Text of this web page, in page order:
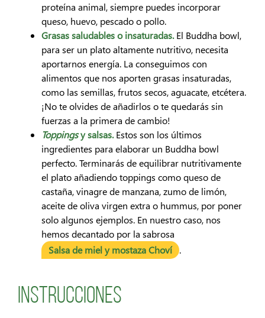
proteína animal, siempre puedes incorporar
queso, huevo, pescado o pollo.
Grasas saludables o insaturadas.El Buddha bowl,
para ser un plato altamente nutritivo, necesita
aportarnos energía. La conseguimos con
alimentos que nos aporten grasas insaturadas,
como las semillas, frutos secos, aguacate, etcétera.
¡No te olvides de añadirlos o te quedarás sin
fuerzas a la primera de cambio!
Toppingsy salsas.Estos son los últimos
ingredientes para elaborar un Buddha bowl
perfecto. Terminarás de equilibrar nutritivamente
el plato añadiendo toppings como queso de
castaña, vinagre de manzana, zumo de limón,
aceite de oliva virgen extra o hummus, por poner
solo algunos ejemplos. En nuestro caso, nos
hemos decantado por la sabrosa
Salsa de miel y mostaza Choví
.
Instrucciones